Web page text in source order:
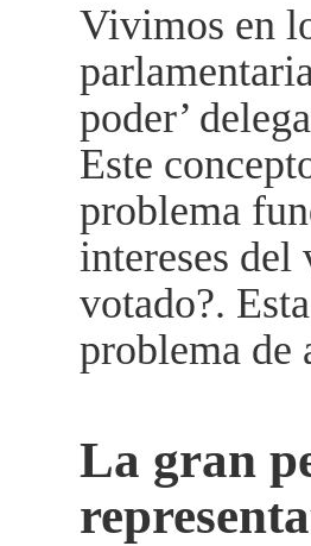
Vivimos en
poder’
Este
problema
intereses del
votado?.
problema de
La gran